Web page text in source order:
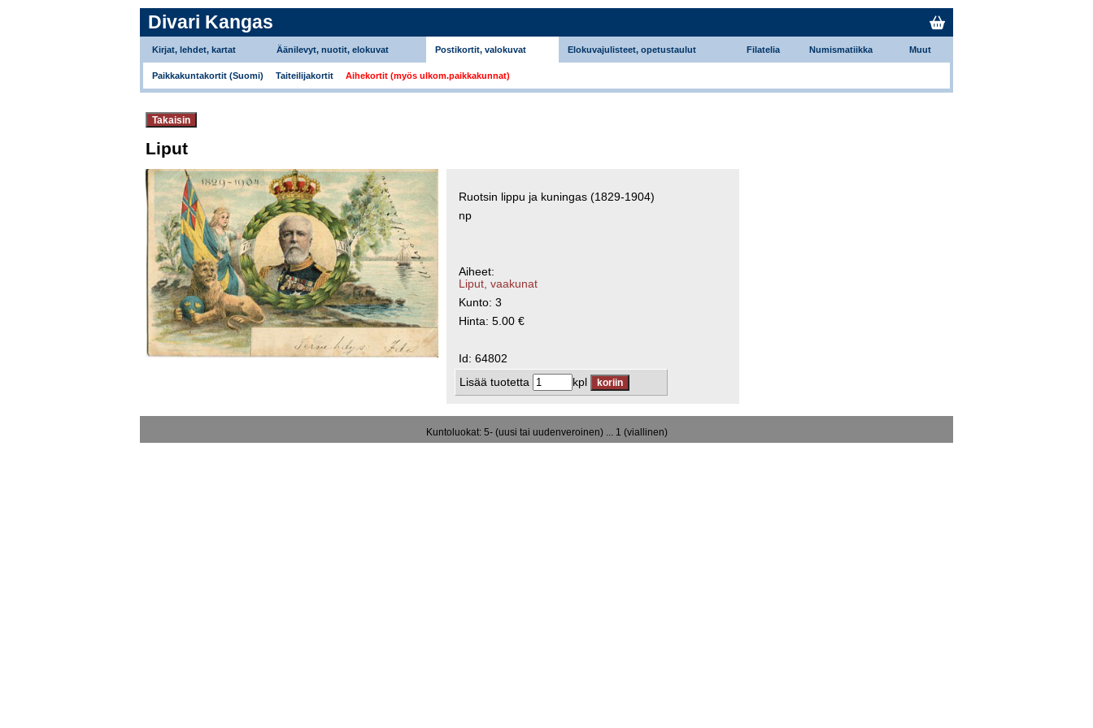
Divari Kangas
Kirjat, lehdet, kartat Äänilevyt, nuotit, elokuvat Postikortit, valokuvat Elokuvajulisteet, opetustaulut Filatelia Numismatiikka Muut
Paikkakuntakortit (Suomi) Taiteilijakortit Aihekortit (myös ulkom.paikkakunnat)
Liput
Ruotsin lippu ja kuningas (1829-1904)
np
Aiheet:
Liput, vaakunat
Kunto: 3
Hinta: 5.00 €
Id: 64802
Lisää tuotetta
kpl
Kuntoluokat: 5- (uusi tai uudenveroinen) ... 1 (viallinen)